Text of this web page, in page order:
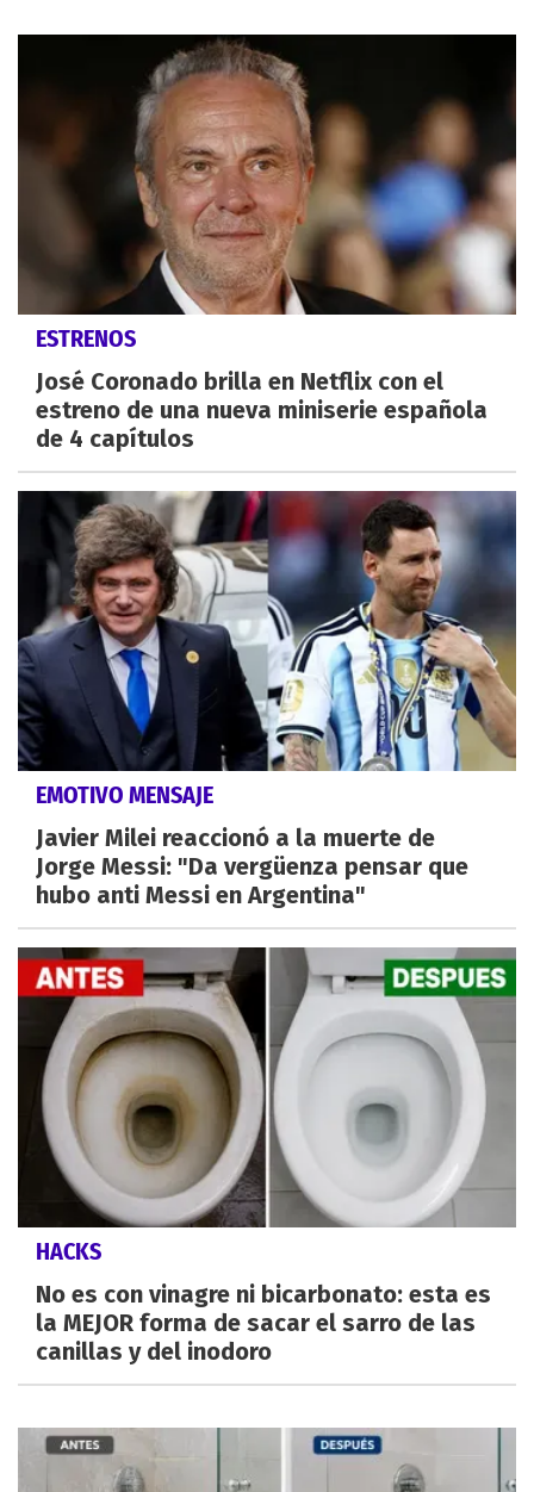
ESTRENOS
José Coronado brilla en Netflix con el
estreno de una nueva miniserie española
de 4 capítulos
EMOTIVO MENSAJE
Javier Milei reaccionó a la muerte de
Jorge Messi: "Da vergüenza pensar que
hubo anti Messi en Argentina"
HACKS
No es con vinagre ni bicarbonato: esta es
la MEJOR forma de sacar el sarro de las
canillas y del inodoro